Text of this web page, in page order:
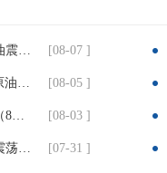
【视点】霍尔木兹海峡通行仍然受限 原油震荡收高 [08-07 ]
【视点】美国与伊朗谈判进展顺利 WTI原油收跌近5% [08-05 ]
【分析】供增需弱 聚丙烯高位成交承压（8月3日-7日） [08-03 ]
【分析】供需边际维持 聚乙烯价格窄幅震荡（7月31日） [07-31 ]